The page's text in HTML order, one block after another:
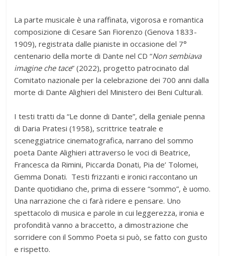
La parte musicale è una raffinata, vigorosa e romantica
composizione di Cesare San Fiorenzo (Genova 1833-
1909), registrata dalle pianiste in occasione del 7°
centenario della morte di Dante nel CD “Non sembiava
imagine che tace” (2022), progetto patrocinato dal
Comitato nazionale per la celebrazione dei 700 anni dalla
morte di Dante Alighieri del Ministero dei Beni Culturali.
I testi tratti da “Le donne di Dante”, della geniale penna
di Daria Pratesi (1958), scrittrice teatrale e
sceneggiatrice cinematografica, narrano del sommo
poeta Dante Alighieri attraverso le voci di Beatrice,
Francesca da Rimini, Piccarda Donati, Pia de’ Tolomei,
Gemma Donati. Testi frizzanti e ironici raccontano un
Dante quotidiano che, prima di essere “sommo”, è uomo.
Una narrazione che ci farà ridere e pensare. Uno
spettacolo di musica e parole in cui leggerezza, ironia e
profondità vanno a braccetto, a dimostrazione che
sorridere con il Sommo Poeta si può, se fatto con gusto
e rispetto.